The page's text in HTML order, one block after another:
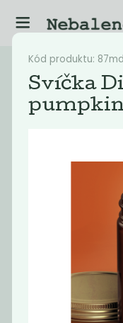
Katalog
Filtrovat produkty
Doporučené
Kód produktu:
Svíčka
pumpkin